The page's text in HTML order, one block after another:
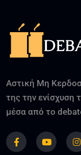
Αστική Μη
της την ενίσχυση
μέσα από το